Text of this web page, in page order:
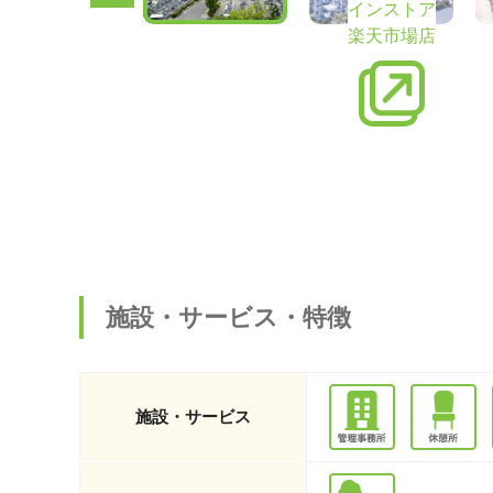
インストア
楽天市場店
施設・サービス・特徴
施設・サービス